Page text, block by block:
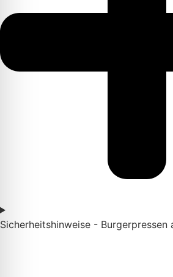
Sicherheitshinweise - Burgerpressen